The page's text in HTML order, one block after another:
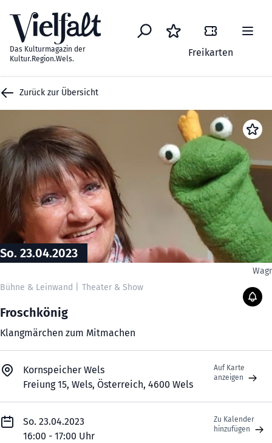
Das Kulturmagazin der
Kultur.Region.Wels.
Freikarten
Zurück zur Übersicht
So. 23.04.2023
Bühne & Leinwand
Theater & Show
Froschkönig
Klangmärchen zum Mitmachen
Kornspeicher Wels
Freiung 15, Wels, Österreich, 4600 Wels
Auf Karte
anzeigen
So. 23.04.2023
16:00 - 17:00 Uhr
Zu Kalender
hinzufügen